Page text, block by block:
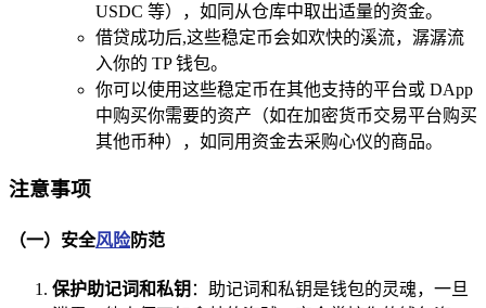
USDC 等），如同从仓库中取出适量的资金。
借贷成功后,这些稳定币会如欢快的溪流，潺潺流
入你的 TP 钱包。
你可以使用这些稳定币在其他支持的平台或 DApp
中购买你需要的资产（如在加密货币交易平台购买
其他币种），如同用资金去采购心仪的商品。
注意事项
（一）安全风险防范
保护助记词和私钥 ：助记词和私钥是钱包的灵魂，一旦